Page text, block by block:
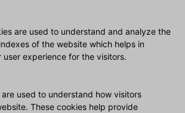
are used to understand and analyze the
of the website which helps in
experience for the visitors.
used to understand how visitors
These cookies help provide